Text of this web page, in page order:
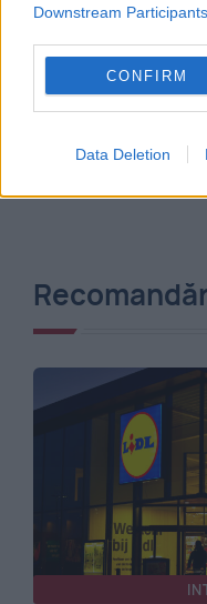
Downstream Participants
CONFIRM
Data Deletion